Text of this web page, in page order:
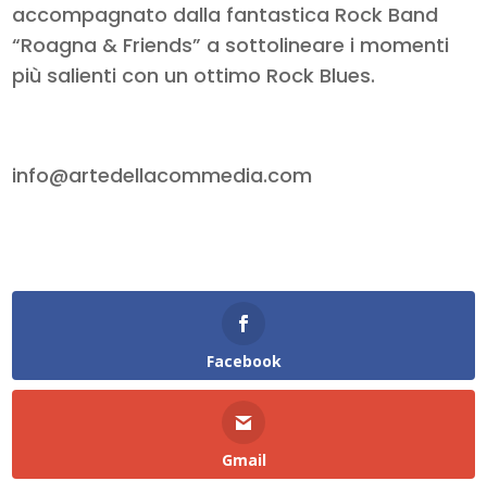
accompagnato dalla fantastica Rock Band
“Roagna & Friends” a sottolineare i momenti
più salienti con un ottimo Rock Blues.
info@artedellacommedia.com
Facebook
Gmail